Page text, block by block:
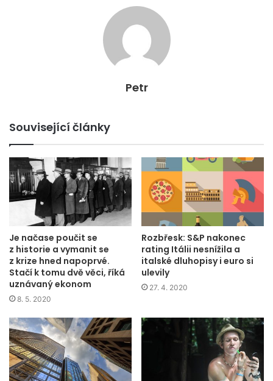
Petr
Související články
Je načase poučit se
z historie a vymanit se
z krize hned napoprvé.
Stačí k tomu dvě věci, říká
uznávaný ekonom
8. 5. 2020
Rozbřesk: S&P nakonec
rating Itálii nesnížila a
italské dluhopisy i euro si
ulevily
27. 4. 2020